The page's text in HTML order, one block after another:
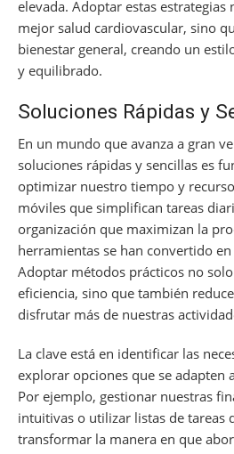
elevada. Adoptar estas
mejor salud cardiovascular, sino
bienestar general, creando un
y equilibrado.
Soluciones Rápidas y
En un mundo que avanza a gran
soluciones rápidas y sencillas es
optimizar nuestro tiempo y
móviles que simplifican tareas
organización que maximizan la
herramientas se han convertido
Adoptar métodos prácticos no
eficiencia, sino que también
disfrutar más de nuestras
La clave está en identificar las
explorar opciones que se adapten
Por ejemplo, gestionar nuestras
intuitivas o utilizar listas de tareas
transformar la manera en que